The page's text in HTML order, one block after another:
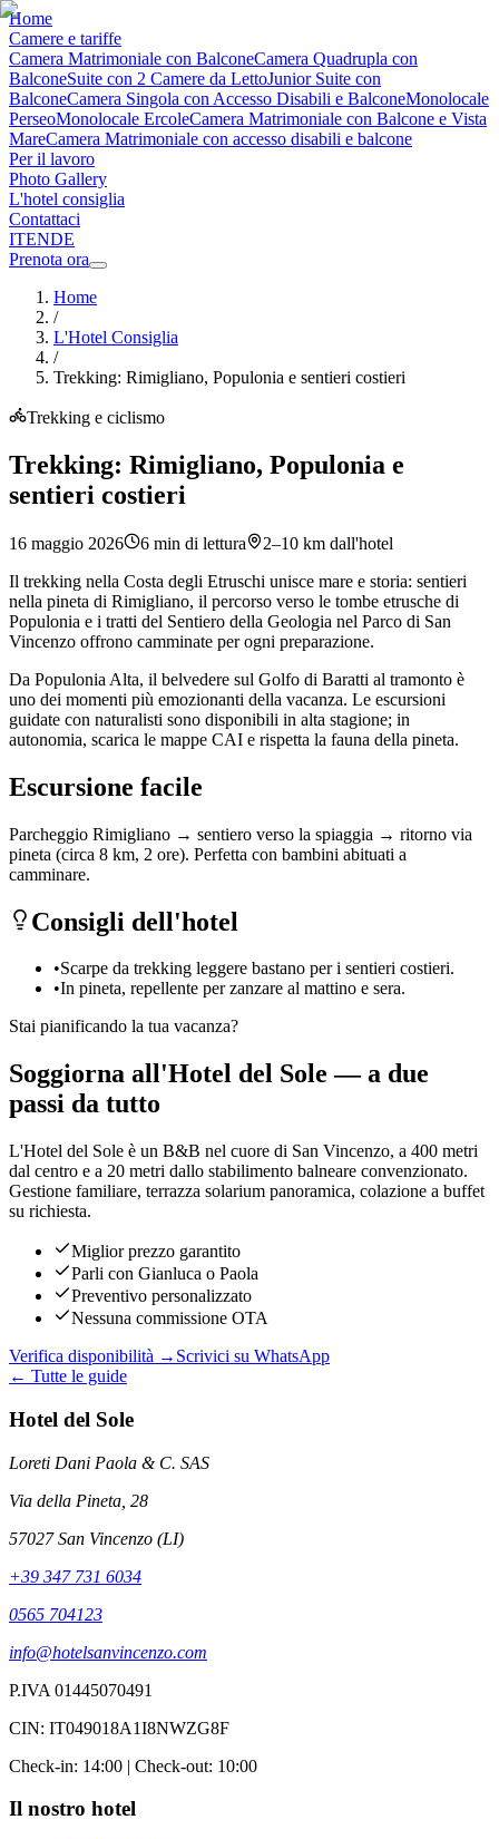
Home
Camere e tariffe
Camera Matrimoniale con BalconeCamera Quadrupla con
BalconeSuite con 2 Camere da LettoJunior Suite con
BalconeCamera Singola con Accesso Disabili e BalconeMonolocale
PerseoMonolocale ErcoleCamera Matrimoniale con Balcone e Vista
MareCamera Matrimoniale con accesso disabili e balcone
Per il lavoro
Photo Gallery
L'hotel consiglia
Contattaci
ITENDE
Prenota ora
Home
/
L'Hotel Consiglia
/
Trekking: Rimigliano, Populonia e sentieri costieri
Trekking e ciclismo
Trekking: Rimigliano, Populonia e
sentieri costieri
16 maggio 2026 6 min di lettura
2–10 km dall'hotel
Il trekking nella Costa degli Etruschi unisce mare e storia: sentieri
nella pineta di Rimigliano, il percorso verso le tombe etrusche di
Populonia e i tratti del Sentiero della Geologia nel Parco di San
Vincenzo offrono camminate per ogni preparazione.
Da Populonia Alta, il belvedere sul Golfo di Baratti al tramonto è
uno dei momenti più emozionanti della vacanza. Le escursioni
guidate con naturalisti sono disponibili in alta stagione; in
autonomia, scarica le mappe CAI e rispetta la fauna della pineta.
Escursione facile
Parcheggio Rimigliano → sentiero verso la spiaggia → ritorno via
pineta (circa 8 km, 2 ore). Perfetta con bambini abituati a
camminare.
Consigli dell'hotel
•Scarpe da trekking leggere bastano per i sentieri costieri.
•In pineta, repellente per zanzare al mattino e sera.
Stai pianificando la tua vacanza?
Soggiorna all'Hotel del Sole — a due
passi da tutto
L'Hotel del Sole è un B&B nel cuore di San Vincenzo, a 400 metri
dal centro e a 20 metri dallo stabilimento balneare convenzionato.
Gestione familiare, terrazza solarium panoramica, colazione a buffet
su richiesta.
Miglior prezzo garantito
Parli con Gianluca o Paola
Preventivo personalizzato
Nessuna commissione OTA
Verifica disponibilità → Scrivici su WhatsApp
← Tutte le guide
Hotel del Sole
Loreti Dani Paola & C. SAS
Via della Pineta, 28
57027 San Vincenzo (LI)
+39 347 731 6034
0565 704123
info@hotelsanvincenzo.com
P.IVA 01445070491
CIN: IT049018A1I8NWZG8F
Check-in: 14:00 | Check-out: 10:00
Il nostro hotel